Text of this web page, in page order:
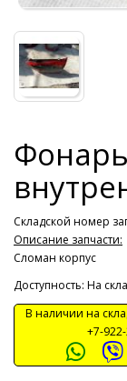
Складской номер
Описание запчасти:
Сломан корпус
Доступность: На
В наличии на
+7-